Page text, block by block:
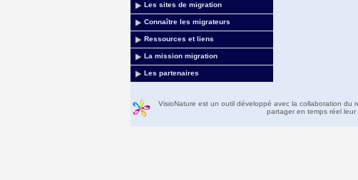
Les sites de migration
Connaître les migrateurs
Ressources et liens
La mission migration
Les partenaires
VisioNature est un outil développé avec la collaboration
partager en temps réel